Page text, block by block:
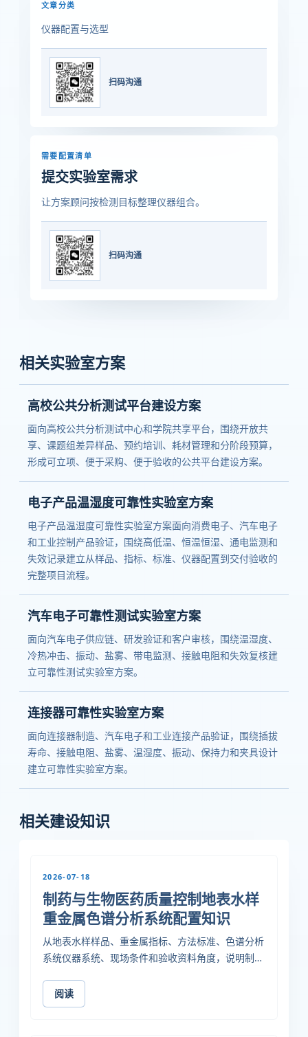
文章分类
仪器配置与选型
扫码沟通
需要配置清单
提交实验室需求
让方案顾问按检测目标整理仪器组合。
扫码沟通
相关实验室方案
高校公共分析测试平台建设方案
面向高校公共分析测试中心和学院共享平台，围绕开放共
享、课题组差异样品、预约培训、耗材管理和分阶段预算，
形成可立项、便于采购、便于验收的公共平台建设方案。
电子产品温湿度可靠性实验室方案
电子产品温湿度可靠性实验室方案面向消费电子、汽车电子
和工业控制产品验证，围绕高低温、恒温恒湿、通电监测和
失效记录建立从样品、指标、标准、仪器配置到交付验收的
完整项目流程。
汽车电子可靠性测试实验室方案
面向汽车电子供应链、研发验证和客户审核，围绕温湿度、
冷热冲击、振动、盐雾、带电监测、接触电阻和失效复核建
立可靠性测试实验室方案。
连接器可靠性实验室方案
面向连接器制造、汽车电子和工业连接产品验证，围绕插拔
寿命、接触电阻、盐雾、温湿度、振动、保持力和夹具设计
建立可靠性实验室方案。
相关建设知识
2026-07-18
制药与生物医药质量控制地表水样
重金属色谱分析系统配置知识
从地表水样样品、重金属指标、方法标准、色谱分析
系统仪器系统、现场条件和验收资料角度，说明制药
购、可安装、可验收的配置方案。
阅读